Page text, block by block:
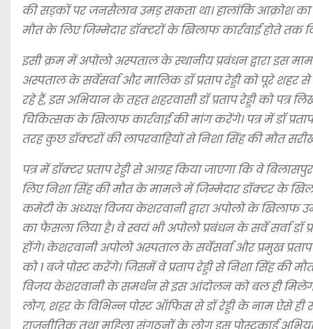
की सड़कों पर जनसैलाब उमड़ सकता था। हालांकि आक्रोश
मौत के लिए जिम्मेदार डॉक्टरों के खिलाफ कार्रवाई होते
इसी क्रम में अपोलो अस्पताल के स्थानीय प्रबंधन द्वारा इस
अस्पताल के सर्वेसर्वा और मालिक डॉ प्रताप रेड्डी को पूरे
रहे हैं, इस अभियान के तहत शहरवासी डॉ प्रताप रेड्डी को
चिकित्सक के खिलाफ कार्रवाई की मांग करेंगे। पत्र में डॉ
तरह कुछ डॉक्टरों की लापरवाहियों से निशा सिंह की मौत
पत्र में डॉक्टर प्रताप रेड्डी से आग्रह किया जाएगा कि वे
लिए निशा सिंह की मौत के मामले में जिम्मेदार डॉक्टर के
कमेटी के अध्यक्ष विजय केशरवानी द्वारा अपोलो के खिलाफ
का फैसला लिया है। वे स्वयं भी अपोलो प्रबंधन के सर्वे सर्वा
होंगे। केशरवानी अपोलो अस्पताल के सर्वेसर्वा और प्रमुख
को 1 बजे पोस्ट करेंगे। जिसमें वे प्रताप रेड्डी से निशा सिंह की
विजय केशरवानी के समर्थन से इस आंदोलन को बल ही
लोग, शहर के विभिन्न पोस्ट ऑफिस से डॉ रेड्डी के नाम ऐसे ही